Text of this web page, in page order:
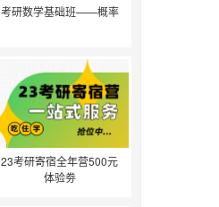
考研数学基础班——概率
23考研寄宿全年营500元
体验劵